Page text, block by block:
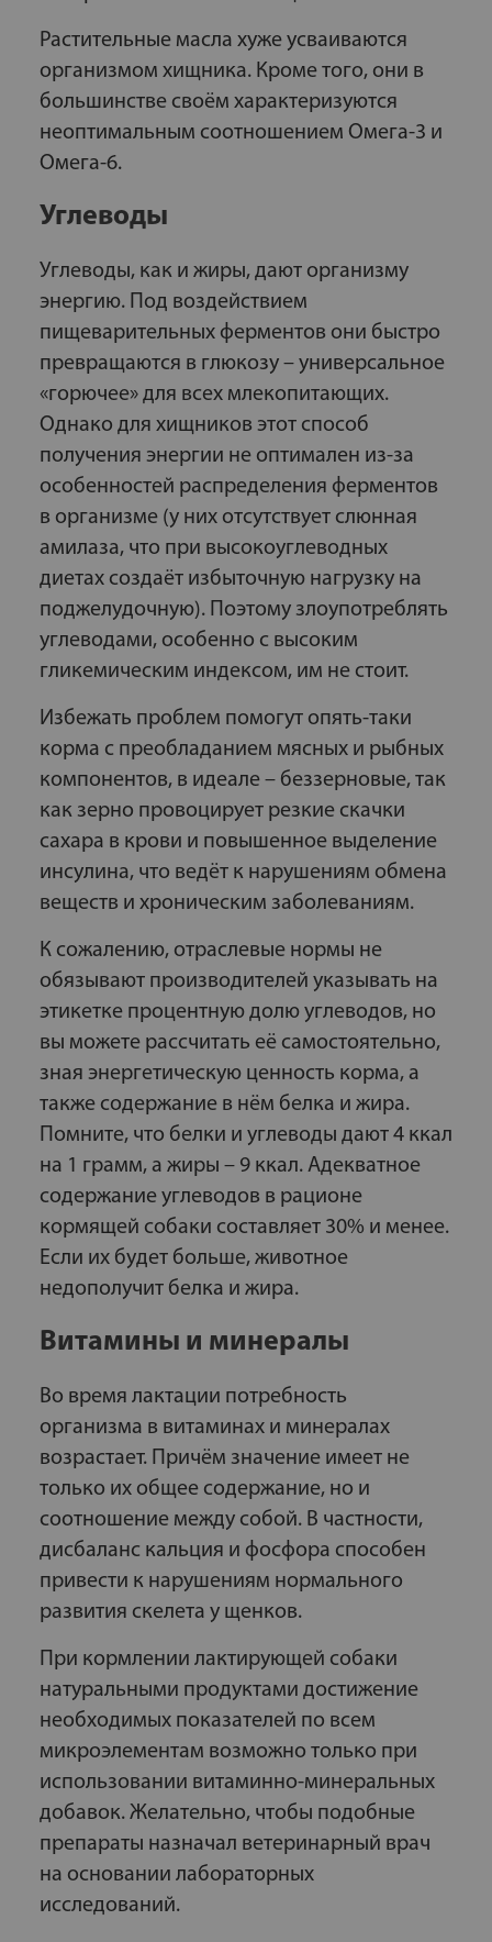
Растительные масла хуже усваиваются
организмом хищника. Кроме того, они в
большинстве своём характеризуются
неоптимальным соотношением Омега-3 и
Омега-6.
Углеводы
Углеводы, как и жиры, дают организму
энергию. Под воздействием
пищеварительных ферментов они быстро
превращаются в глюкозу – универсальное
«горючее» для всех млекопитающих.
Однако для хищников этот способ
получения энергии не оптимален из-за
особенностей распределения ферментов
в организме (у них отсутствует слюнная
амилаза, что при высокоуглеводных
диетах создаёт избыточную нагрузку на
поджелудочную). Поэтому злоупотреблять
углеводами, особенно с высоким
гликемическим индексом, им не стоит.
Избежать проблем помогут опять-таки
корма с преобладанием мясных и рыбных
компонентов, в идеале – беззерновые, так
как зерно провоцирует резкие скачки
сахара в крови и повышенное выделение
инсулина, что ведёт к нарушениям обмена
веществ и хроническим заболеваниям.
К сожалению, отраслевые нормы не
обязывают производителей указывать на
этикетке процентную долю углеводов, но
вы можете рассчитать её самостоятельно,
зная энергетическую ценность корма, а
также содержание в нём белка и жира.
Помните, что белки и углеводы дают 4 ккал
на 1 грамм, а жиры – 9 ккал. Адекватное
содержание углеводов в рационе
кормящей собаки составляет 30% и менее.
Если их будет больше, животное
недополучит белка и жира.
Витамины и минералы
Во время лактации потребность
организма в витаминах и минералах
возрастает. Причём значение имеет не
только их общее содержание, но и
соотношение между собой. В частности,
дисбаланс кальция и фосфора способен
привести к нарушениям нормального
развития скелета у щенков.
При кормлении лактирующей собаки
натуральными продуктами достижение
необходимых показателей по всем
микроэлементам возможно только при
использовании витаминно-минеральных
добавок. Желательно, чтобы подобные
препараты назначал ветеринарный врач
на основании лабораторных
исследований.